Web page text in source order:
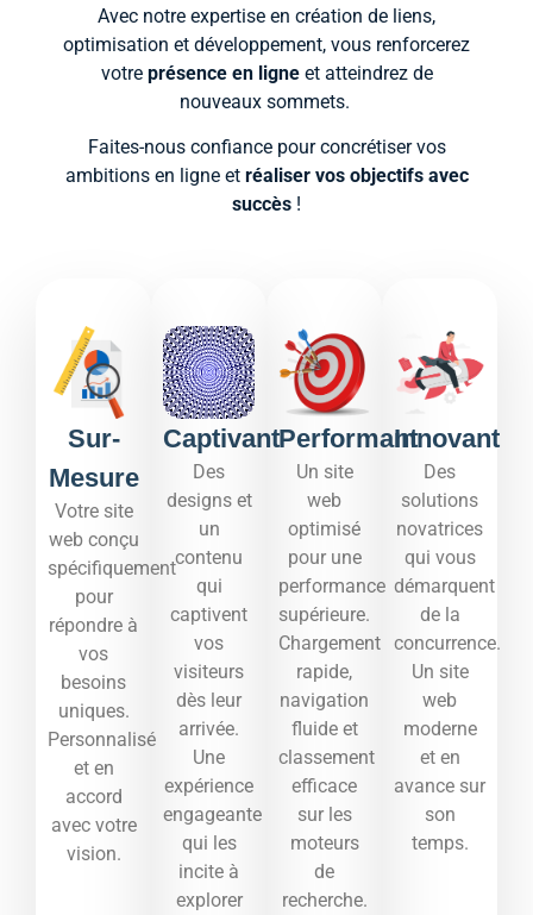
Avec notre expertise en création de liens,
optimisation et développement, vous renforcerez
votre présence en ligneet atteindrez de
nouveaux sommets.
Faites-nous confiance pour concrétiser vos
ambitions en ligne et réaliser vos objectifs avec
succès !
Sur-
Mesure
Votre site
web conçu
spécifiquement
pour
répondre à
vos
besoins
uniques.
Personnalisé
et en
accord
avec votre
vision.
Captivant
Des
designs et
un
contenu
qui
captivent
vos
visiteurs
dès leur
arrivée.
Une
expérience
engageante
qui les
incite à
explorer
Performant
Un site
web
optimisé
pour une
performance
supérieure.
Chargement
rapide,
navigation
fluide et
classement
efficace
sur les
moteurs
de
recherche.​
Innovant
Des
solutions
novatrices
qui vous
démarquent
de la
concurrence.
Un site
web
moderne
et en
avance sur
son
temps.​